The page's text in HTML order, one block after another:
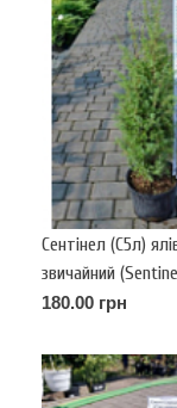
Сентінел (С5л)
звичайний
50, d-25.
180.00 грн